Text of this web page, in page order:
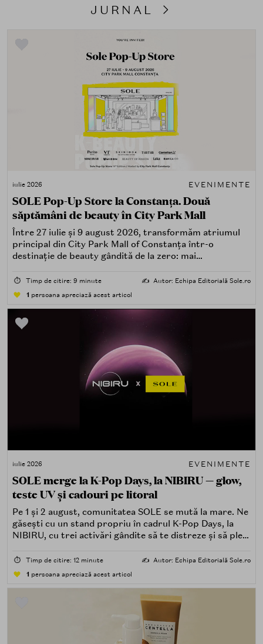
JURNAL
iulie 2026 EVENIMENTE
SOLE Pop-Up Store la Constanța. Două
săptămâni de beauty în City Park Mall
Între 27 iulie și 9 august 2026, transformăm atriumul
principal din City Park Mall of Constanța într-o
destinație de beauty gândită de la zero: mai
care îți place, de fapt, să descoperi produse — testând,
atingând, comparând, întrebând.
⏱️ Timp de citire: 9 minute ✍️ Autor: Echipa Editorială Sole.ro
1 persoana apreciază acest articol
iulie 2026 EVENIMENTE
SOLE merge la K-Pop Days, la NIBIRU — glow,
teste UV și cadouri pe litoral
Pe 1 și 2 august, comunitatea SOLE se mută la mare. Ne
găsești cu un stand propriu în cadrul K-Pop Days, la
NIBIRU, cu trei activări gândite să te distreze și să pleci
⏱️ Timp de citire: 12 minute ✍️ Autor: Echipa Editorială Sole.ro
1 persoana apreciază acest articol